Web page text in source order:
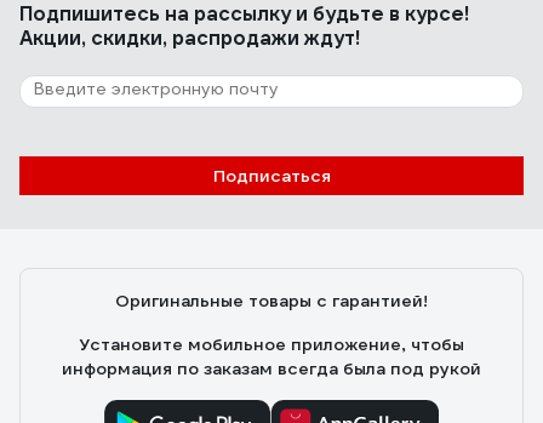
157 отзывов
Отзыв об алмазном диске Diamond
Industrial 350х25.4 мм DIDC350
Андрей Филиппович
Подпишитесь на рассылкуи будьте в курсе!
Акции, скидки, распродажи ждут!
Подписаться
Оригинальные товары с гарантией!
Установите мобильное приложение, чтобы
информация по заказам всегда была под рукой